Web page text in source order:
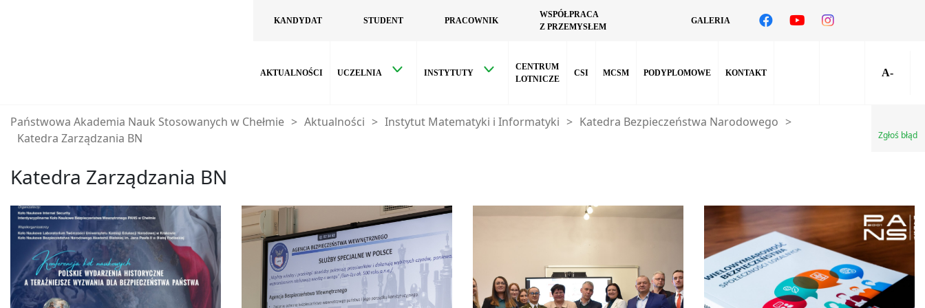
KANDYDAT STUDENT PRACOWNIK
WSPÓŁPRACA
Z PRZEMYSŁEM
GALERIA
AKTUALNOŚCI UCZELNIA INSTYTUTY
CENTRUM
LOTNICZE
CSI MCSM PODYPLOMOWE KONTAKT A-
Zgłoś błąd
Państwowa Akademia Nauk Stosowanych w Chełmie > Aktualności > Instytut Matematyki i Informatyki > Katedra Bezpieczeństwa Narodowego >
Katedra Zarządzania BN
Katedra Zarządzania BN